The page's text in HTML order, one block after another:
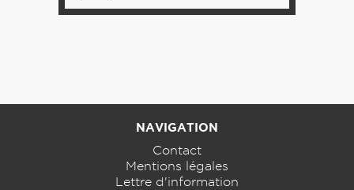
NAVIGATION
Contact
Mentions légales
Lettre d'information